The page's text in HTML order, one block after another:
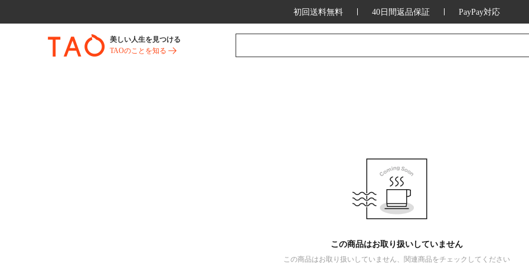
初回送料無料 40日間返品保証 PayPay対応
美しい人生を見つける
TAOのことを知る
この商品はお取り扱いしていません
この商品はお取り扱いしていません、関連商品をチェックしてください